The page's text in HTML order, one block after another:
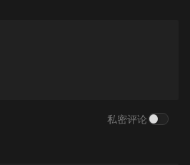
私密评论